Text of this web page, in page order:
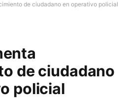
de ciudadano en operativo policial
de ciudadano
policial